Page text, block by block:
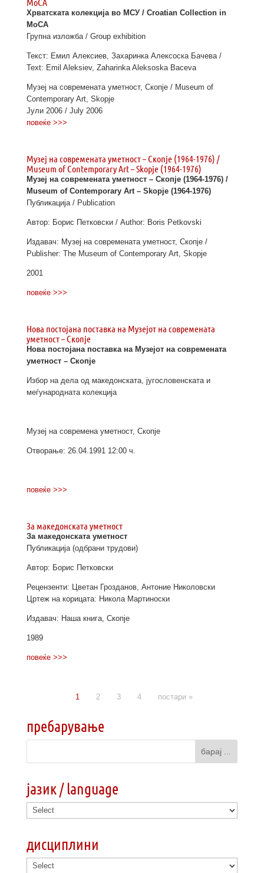
Хрватската колекција во МСУ / Croatian Collection in
MoCA
Групна изложба / Group exhibition
Текст: Емил Алексиев, Захаринка Алексоска Бачева /
Text: Emil Aleksiev, Zaharinka Aleksoska Baceva
Музеј на современата уметност, Скопје / Museum of
Contemporary Art, Skopje
Јули 2006 / July 2006
повеќе >>>
Музеј на современата уметност – Скопје (1964-1976) /
Museum of Contemporary Art – Skopjе (1964-1976)
Музеј на современата уметност – Скопје (1964-1976) /
Museum of Contemporary Art – Skopjе (1964-1976)
Публикација / Publication
Автор: Борис Петковски / Author: Boris Petkovski
Издавач: Музеј на современата уметност, Скопје /
Publisher: The Museum of Contemporary Art, Skopje
2001
повеќе >>>
Нова постојана поставка на Музејот на современата
уметност – Скопје
Нова постојана поставка на Музејот на современата
уметност – Скопје
Избор на дела од македонската, југословенската и
меѓународната колекција
Музеј на современа уметност, Скопје
Отворање: 26.04.1991 12:00 ч.
повеќе >>>
За македонската уметност
За македонската уметност
Публикација (одбрани трудови)
Автор: Борис Петковски
Рецензенти: Цветан Грозданов, Антоние Николовски
Цртеж на корицата: Никола Мартиноски
Издавач: Наша книга, Скопје
1989
повеќе >>>
1 2 3 4 постари »
пребарување
јазик / language
дисциплини